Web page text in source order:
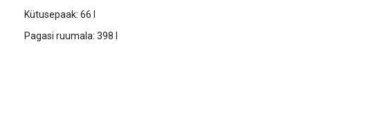
Kütusepaak: 66 l
Pagasi ruumala: 398 l